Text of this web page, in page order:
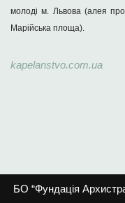
молоді м. Львова (алея
Марійська площа).
kapelanstvo.com.ua
БО “Фундація